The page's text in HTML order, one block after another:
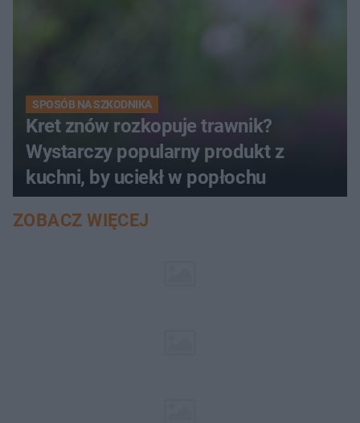
SPOSÓB NA SZKODNIKA
Kret znów rozkopuje trawnik?
Wystarczy popularny produkt z
kuchni, by uciekł w popłochu
ZOBACZ WIĘCEJ